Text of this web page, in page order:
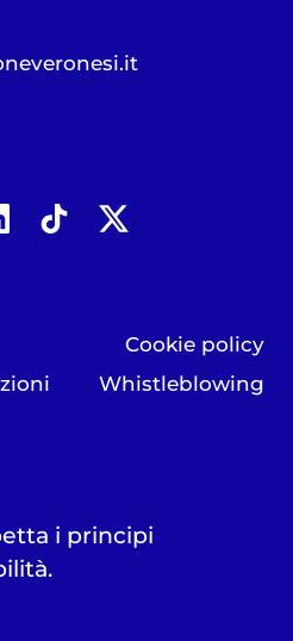
Cookie policy
Whistleblowing
i principi